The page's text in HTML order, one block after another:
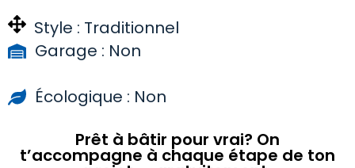
Style : Traditionnel
Garage : Non
Écologique : Non
Prêt à bâtir pour vrai? On
t’accompagne à chaque étape de ton